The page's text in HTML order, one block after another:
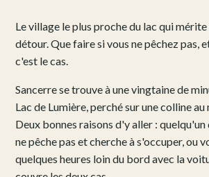
Le village le plus proche du lac qui
détour. Que faire si vous ne pêchez pas,
c'est le cas.
Sancerre se trouve à une vingtaine de
Lac de Lumière, perché sur une colline
Deux bonnes raisons d'y aller :
ne pêche pas et cherche à s'occuper, ou
quelques heures loin du bord avec la